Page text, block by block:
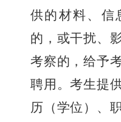
供的材料、信
的，或干扰、
考察的，给予
聘用。考生提
历（学位）、